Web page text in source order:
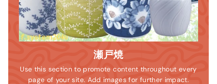
瀬戸焼
Use this section to promote content throughout every
page of your site. Add images for further impact.